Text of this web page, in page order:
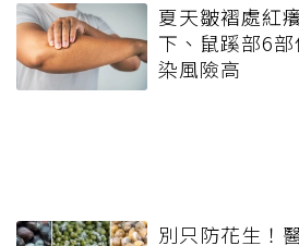
夏天皺褶處紅
下、鼠蹊部6
染風險高
別只防花生！